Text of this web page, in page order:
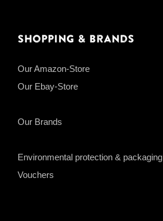
Shopping & Brands
Our Amazon-Store
Our Ebay-Store
Our Brands
Environmental protection & packaging
Vouchers